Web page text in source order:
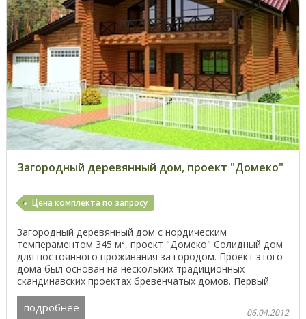
Загородный деревянный дом, проект "Домеко"
Цена комплекта по запросу
Загородный деревянный дом с нордическим
темпераментом 345 м², проект "Домеко" Солидный дом
для постоянного проживания за городом. Проект этого
дома был основан на нескольких традиционных
скандинавских проектах бревенчатых домов. Первый
этаж дома ...
подробнее 06.04.2012